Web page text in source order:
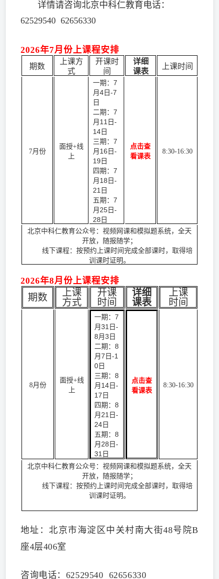
详情请咨询北京中科仁教育电话：
62529540 62656330
2026年7月份上课程安排
期数
上课方
式
开课时
间
详细
课表
上课时间
7月份
面授+线
上
一期：7
月4日-7
日
二期：7
月11日-
14日
三期：7
月16日-
19日
四期：7
月18日-
21日
五期：7
月25日-
28日
点击查
看课表
8:30-16:30
北京中科仁教育公众号：视频网课和模拟题系统，全天
开放，随报随学；
线下课程：按预约上课时间完成全部课时，取得培
训课时证明。
2026年8月份上课程安排
期数
上课
方式
开课
时间
详细
课表
上课
时间
8月份
面授+线
上
一期：7
月31日-
8月3日
二期：8
月7日-1
0日
三期：8
月14日-
17日
四期：8
月21日-
24日
五期：8
月28日-
31日
点击查
看课表
8:30-16:30
北京中科仁教育公众号：视频网课和模拟题系统，全天
开放，随报随学；
线下课程：按预约上课时间完成全部课时，取得培
训课时证明。
地址：北京市海淀区中关村南大街48号院B
座4层406室
咨询电话：62529540 62656330